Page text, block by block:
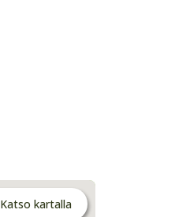
Katso kartalla